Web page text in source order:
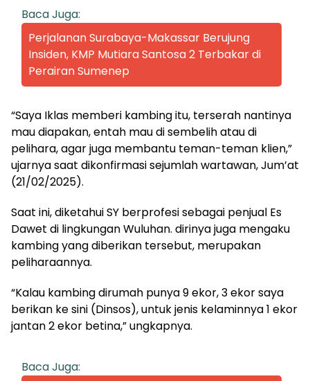
Baca Juga:
Perjalanan Surabaya-Makassar Berujung
Insiden, KMP Mutiara Santosa 2 Terbakar di
Perairan Sumenep
“Saya Iklas memberi kambing itu, terserah nantinya
mau diapakan, entah mau di sembelih atau di
pelihara, agar juga membantu teman-teman klien,”
ujarnya saat dikonfirmasi sejumlah wartawan, Jum’at
(21/02/2025).
Saat ini, diketahui SY berprofesi sebagai penjual Es
Dawet di lingkungan Wuluhan. dirinya juga mengaku
kambing yang diberikan tersebut, merupakan
peliharaannya.
“Kalau kambing dirumah punya 9 ekor, 3 ekor saya
berikan ke sini (Dinsos), untuk jenis kelaminnya 1 ekor
jantan 2 ekor betina,” ungkapnya.
Baca Juga: